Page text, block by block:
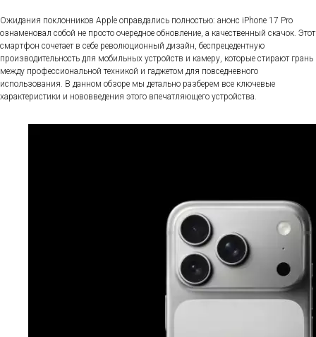
Ожидания поклонников Apple оправдались полностью: анонс iPhone 17 Pro
ознаменовал собой не просто очередное обновление, а качественный скачок. Этот
смартфон сочетает в себе революционный дизайн, беспрецедентную
производительность для мобильных устройств и камеру, которые стирают грань
между профессиональной техникой и гаджетом для повседневного
использования. В данном обзоре мы детально разберем все ключевые
характеристики и нововведения этого впечатляющего устройства.